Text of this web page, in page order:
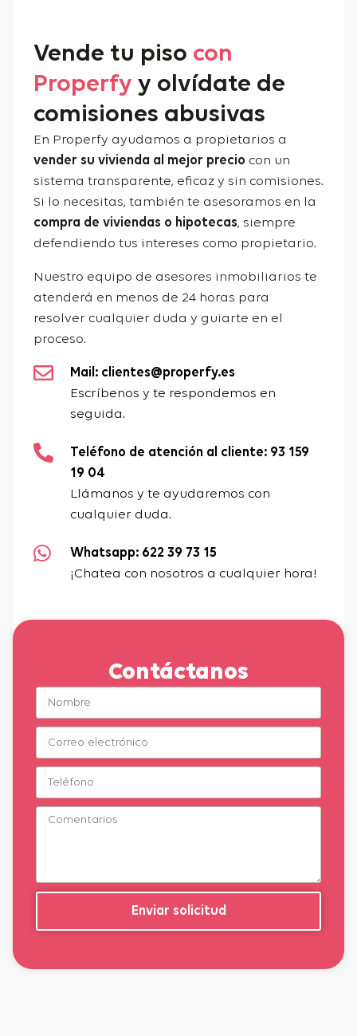
Vende tu piso con
Properfy y olvídate de
comisiones abusivas
En Properfy ayudamos a propietarios a
vender su vivienda al mejor precio con un
sistema transparente, eficaz y sin comisiones.
Si lo necesitas, también te asesoramos en la
compra de viviendas o hipotecas, siempre
defendiendo tus intereses como propietario.
Nuestro equipo de asesores inmobiliarios te
atenderá en menos de 24 horas para
resolver cualquier duda y guiarte en el
proceso.
Mail: clientes@properfy.es
Escríbenos y te respondemos en
seguida.
Teléfono de atención al cliente: 93 159
19 04
Llámanos y te ayudaremos con
cualquier duda.
Whatsapp: 622 39 73 15
¡Chatea con nosotros a cualquier hora!
Contáctanos
Enviar solicitud